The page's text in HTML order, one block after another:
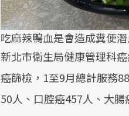
吃麻辣鴨血是會造成糞便
新北市衛生局健康管理科
癌篩檢，1至9月總計服務
50人、口腔癌457人、大